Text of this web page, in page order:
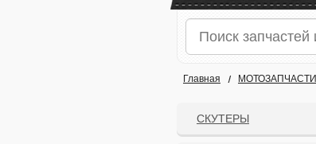
Главная МОТОЗАПЧАСТИ
СКУТЕРЫ